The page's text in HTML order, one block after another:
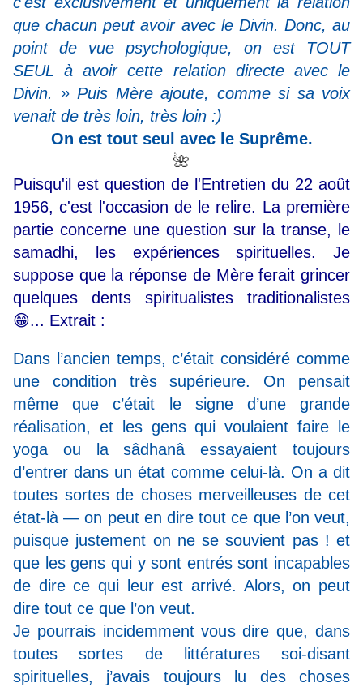
que chacun peut avoir avec le Divin. Donc, au
point de vue psychologique, on est TOUT
SEUL à avoir cette relation directe avec le
Divin. » Puis Mère ajoute, comme si sa voix
venait de très loin, très loin :)
On est tout seul avec le Suprême.
🌺
Puisqu'il est question de l'Entretien du 22 août
1956, c'est l'occasion de le relire. La première
partie concerne une question sur la transe, le
samadhi, les expériences spirituelles. Je
suppose que la réponse de Mère ferait grincer
quelques dents spiritualistes traditionalistes
😁... Extrait :
Dans l’ancien temps, c’était considéré comme
une condition très supérieure. On pensait
même que c’était le signe d’une grande
réalisation, et les gens qui voulaient faire le
yoga ou la sâdhanâ essayaient toujours
d’entrer dans un état comme celui-là. On a dit
toutes sortes de choses merveilleuses de cet
état-là — on peut en dire tout ce que l’on veut,
puisque justement on ne se souvient pas ! et
que les gens qui y sont entrés sont incapables
de dire ce qui leur est arrivé. Alors, on peut
dire tout ce que l’on veut.
Je pourrais incidemment vous dire que, dans
toutes sortes de littératures soi-disant
spirituelles, j’avais toujours lu des choses